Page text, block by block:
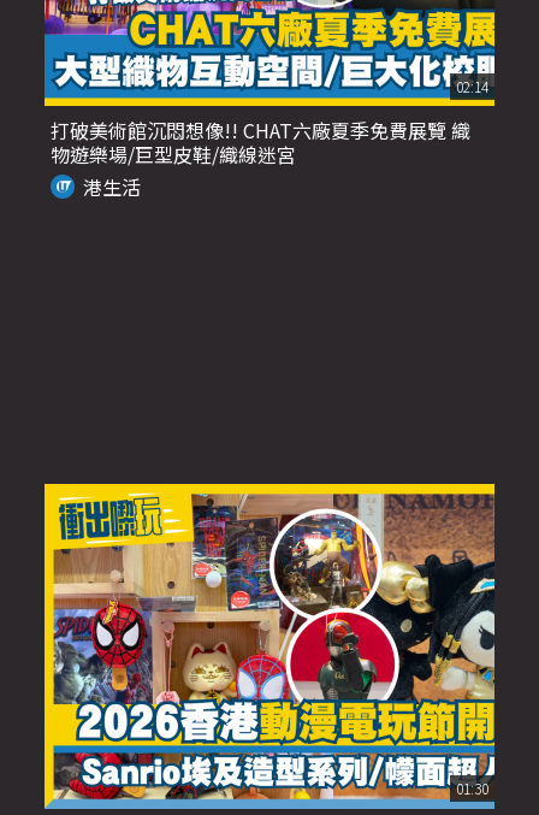
02:14
打破美術館沉悶想像!! CHAT六廠夏季免費展覽 織
物遊樂場/巨型皮鞋/織線迷宮
港生活
01:30